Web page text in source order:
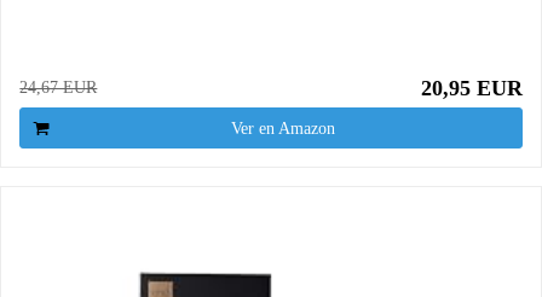
24,67 EUR 20,95 EUR
Ver en Amazon